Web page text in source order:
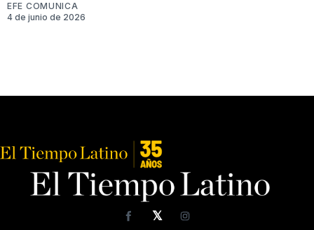
EFE COMUNICA
4 de junio de 2026
𝕏
FacebookInstagram